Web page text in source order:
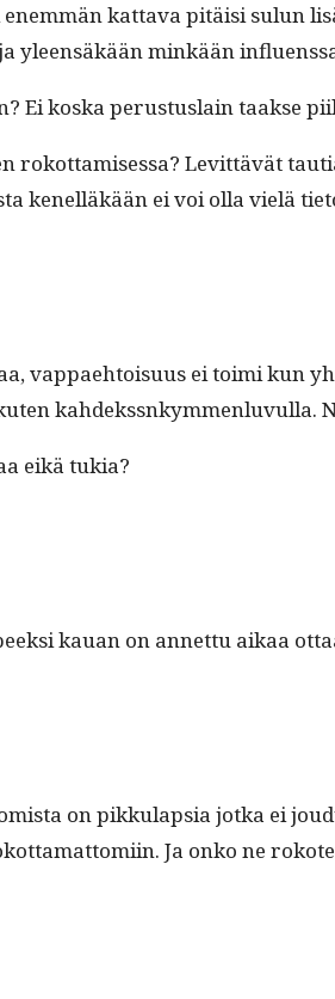
enem­män kat­ta­va pitäisi sulun
yleen­säkään minkään
Ei kos­ka perus­tus­lain taakse
rokot­tamises­sa? Levit­tävät
kenel­läkään ei voi olla vielä
vap­pae­htoisu­us ei toi­mi kun
kahdekssnkym­men­lu­vul­la.
eikä tukia?
kauan on annet­tu aikaa
on pikku­lap­sia jot­ka ei
Ja onko ne